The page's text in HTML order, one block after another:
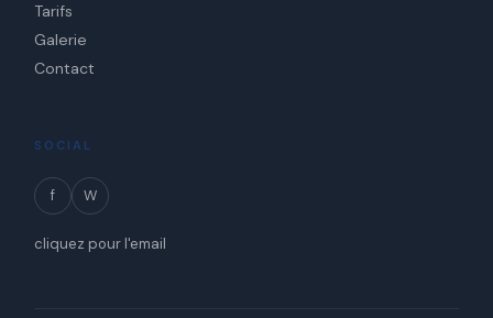
Tarifs
Galerie
Contact
SOCIAL
f W
cliquez pour l'email